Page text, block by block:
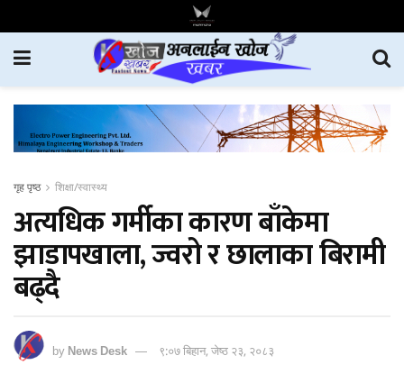
गृह पृष्ठ शिक्षा/स्वास्थ्य
अत्यधिक गर्मीका कारण बाँकेमा
झाडापखाला, ज्वरो र छालाका बिरामी
बढ्दै
byNews Desk ९:०७ बिहान, जेष्ठ २३, २०८३